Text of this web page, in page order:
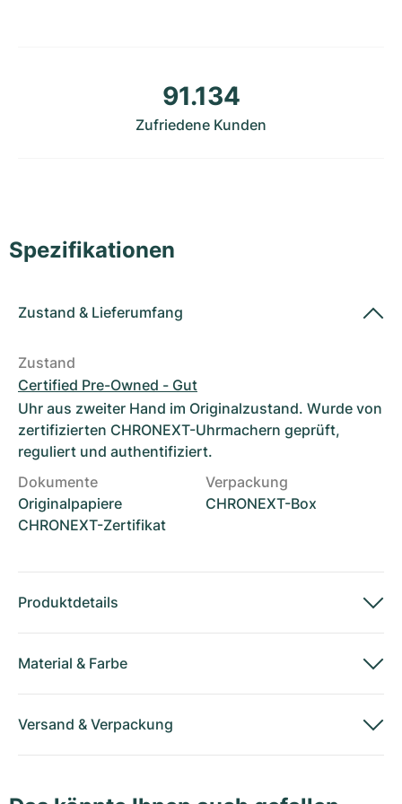
91.134
Zufriedene Kunden
Spezifikationen
Zustand & Lieferumfang
Zustand
Certified Pre-Owned - Gut
Uhr aus zweiter Hand im Originalzustand. Wurde von
zertifizierten CHRONEXT-Uhrmachern geprüft,
reguliert und authentifiziert.
Dokumente
Originalpapiere
CHRONEXT-Zertifikat
Verpackung
CHRONEXT-Box
Produktdetails
Material & Farbe
Versand & Verpackung